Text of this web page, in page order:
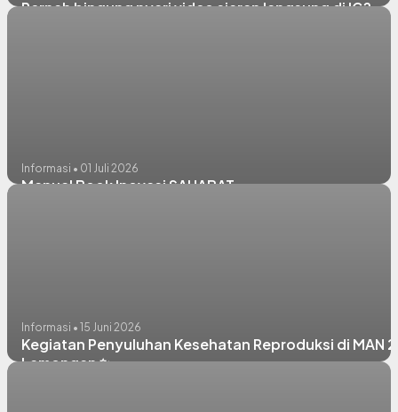
Pernah bingung nyari video siaran langsung di IG?
Informasi • 01 Juli 2026
Manual Book Inovasi SAHABAT
Informasi • 15 Juni 2026
Kegiatan Penyuluhan Kesehatan Reproduksi di MAN 2
Lamongan ✨️